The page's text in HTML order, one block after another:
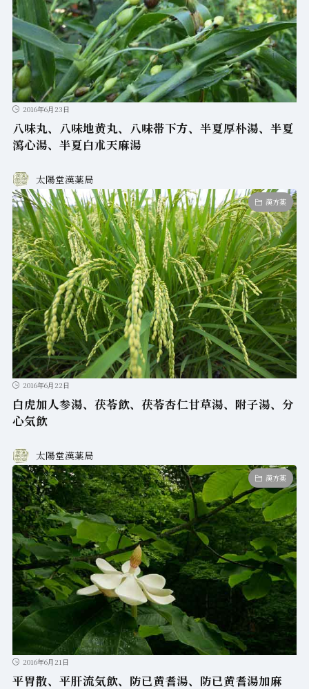
2016年6月23日
八味丸、八味地黄丸、八味帯下方、半夏厚朴湯、半夏
瀉心湯、半夏白朮天麻湯
太陽堂漢薬局
漢方薬
2016年6月22日
白虎加人参湯、茯苓飲、茯苓杏仁甘草湯、附子湯、分
心気飲
太陽堂漢薬局
漢方薬
2016年6月21日
平胃散、平肝流気飲、防已黄耆湯、防已黄耆湯加麻